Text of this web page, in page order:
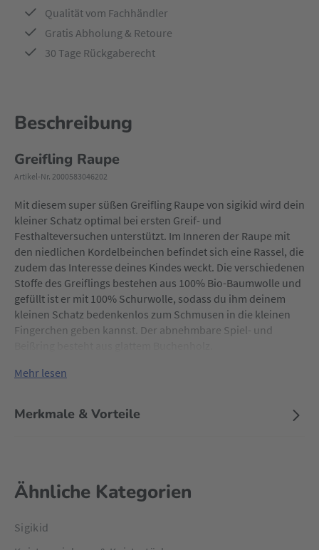
Qualität vom Fachhändler
Gratis Abholung & Retoure
30 Tage Rückgaberecht
Beschreibung
Greifling Raupe
Artikel-Nr. 2000583046202
Mit diesem super süßen Greifling Raupe von sigikid wird dein
kleiner Schatz optimal bei ersten Greif- und
Festhalteversuchen unterstützt. Im Inneren der Raupe mit
den niedlichen Kordelbeinchen befindet sich eine Rassel, die
zudem das Interesse deines Kindes weckt. Die verschiedenen
Stoffe des Greiflings bestehen aus 100% Bio-Baumwolle und
gefüllt ist er mit 100% Schurwolle, sodass du ihm deinem
kleinen Schatz bedenkenlos zum Schmusen in die kleinen
Fingerchen geben kannst. Der abnehmbare Spiel- und
Mehr lesen
Merkmale & Vorteile
Ähnliche Kategorien
Sigikid